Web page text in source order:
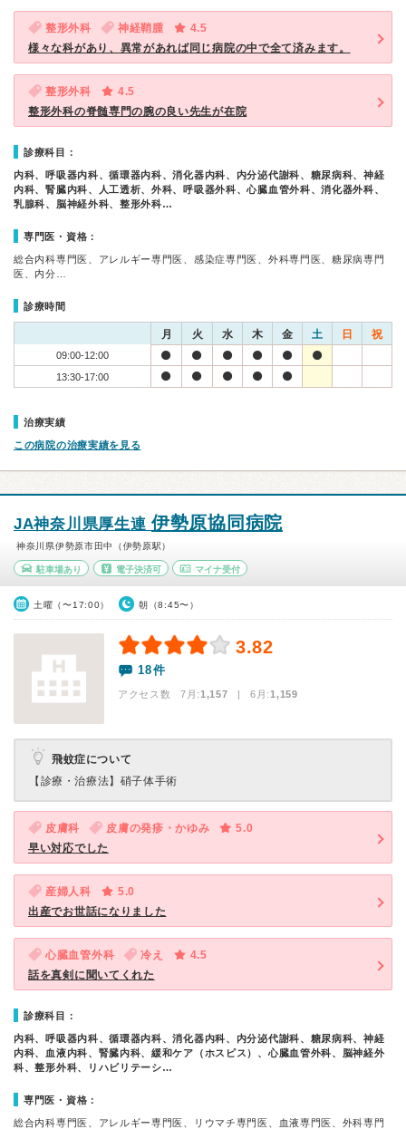
整形外科 神経鞘腫
4.5
様々な科があり、異常があれば同じ病院の中で全て済みます。
整形外科
4.5
整形外科の脊髄専門の腕の良い先生が在院
診療科目：
内科、呼吸器内科、循環器内科、消化器内科、内分泌代謝科、糖尿病科、神経
内科、腎臓内科、人工透析、外科、呼吸器外科、心臓血管外科、消化器外科、
乳腺科、脳神経外科、整形外科…
専門医・資格：
総合内科専門医、アレルギー専門医、感染症専門医、外科専門医、糖尿病専門
医、内分…
診療時間
月 火 水 木 金 土 日 祝
09:00-12:00
13:30-17:00
治療実績
この病院の治療実績を見る
JA神奈川県厚生連 伊勢原協同病院
神奈川県伊勢原市田中（伊勢原駅）
駐車場あり 電子決済可 マイナ受付
土曜（〜17:00） 朝（8:45〜）
3.82
18件
アクセス数 7月:1,157 | 6月:1,159
飛蚊症について
【診療・治療法】 硝子体手術
皮膚科 皮膚の発疹・かゆみ
5.0
早い対応でした
産婦人科
5.0
出産でお世話になりました
心臓血管外科 冷え
4.5
話を真剣に聞いてくれた
診療科目：
内科、呼吸器内科、循環器内科、消化器内科、内分泌代謝科、糖尿病科、神経
内科、血液内科、腎臓内科、緩和ケア（ホスピス）、心臓血管外科、脳神経外
科、整形外科、リハビリテーシ…
専門医・資格：
総合内科専門医、アレルギー専門医、リウマチ専門医、血液専門医、外科専門